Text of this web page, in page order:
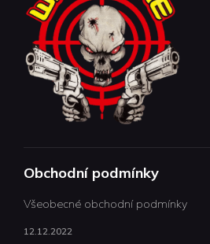
Obchodní podmínky
Všeobecné obchodní podmínky
12.12.2022